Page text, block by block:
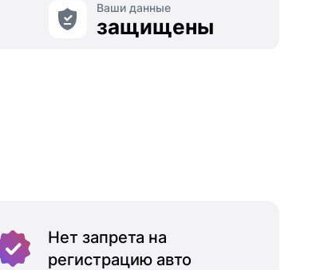
Ваши данные
защищены
Нет запрета на
регистрацию авто